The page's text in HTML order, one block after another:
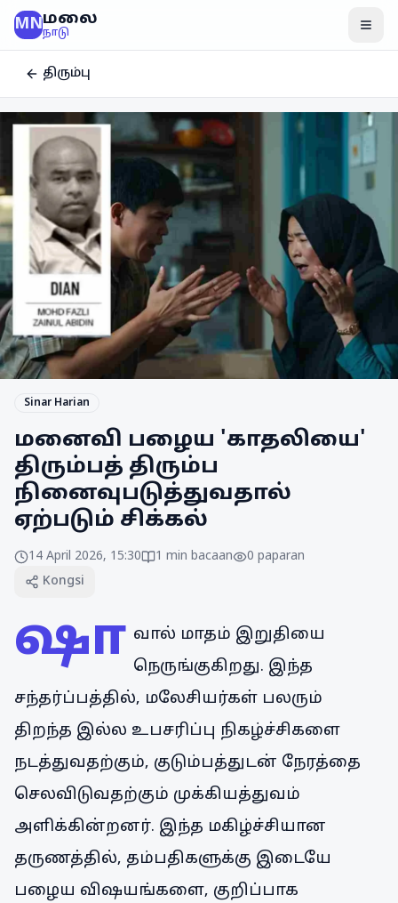
MNமலை
நாடு
திரும்பு
Sinar Harian
மனைவி பழைய 'காதலியை'
திரும்பத் திரும்ப
நினைவுபடுத்துவதால்
ஏற்படும் சிக்கல்
14 April 2026, 15:30 1 min bacaan 0 paparan
Kongsi
ஷா வால் மாதம் இறுதியை
நெருங்குகிறது. இந்த
சந்தர்ப்பத்தில், மலேசியர்கள் பலரும்
திறந்த இல்ல உபசரிப்பு நிகழ்ச்சிகளை
நடத்துவதற்கும், குடும்பத்துடன் நேரத்தை
செலவிடுவதற்கும் முக்கியத்துவம்
அளிக்கின்றனர். இந்த மகிழ்ச்சியான
தருணத்தில், தம்பதிகளுக்கு இடையே
பழைய விஷயங்களை, குறிப்பாக